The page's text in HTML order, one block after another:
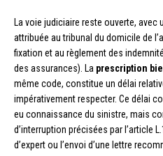
La voie judiciaire reste ouverte, avec
attribuée au tribunal du domicile de
fixation et au règlement des
des assurances). La prescription
même code, constitue un délai
impérativement respecter. Ce délai
eu connaissance du sinistre, mais
d’interruption précisées par l’article
d’expert ou l’envoi d’une lettre